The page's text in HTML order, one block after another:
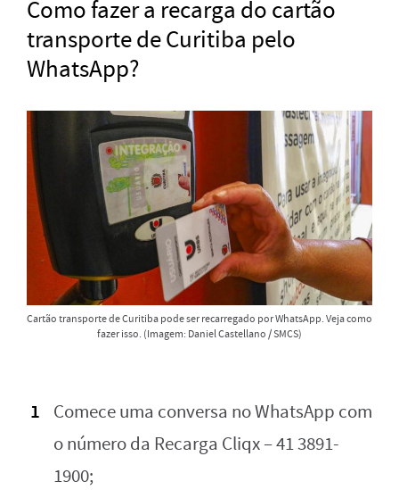
Como fazer a recarga do cartão
transporte de Curitiba pelo
WhatsApp?
Cartão transporte de Curitiba pode ser recarregado por WhatsApp. Veja como
fazer isso. (Imagem: Daniel Castellano / SMCS)
Comece uma conversa no WhatsApp com
o número da Recarga Cliqx – 41 3891-
1900;